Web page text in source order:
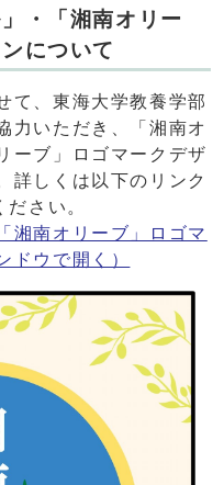
・「湘南オリー
について
て、東海大学教養学部
力いただき、「湘南オ
ーブ」ロゴマークデザ
詳しくは以下のリンク
さい。
湘南オリーブ」ロゴマ
ドウで開く）